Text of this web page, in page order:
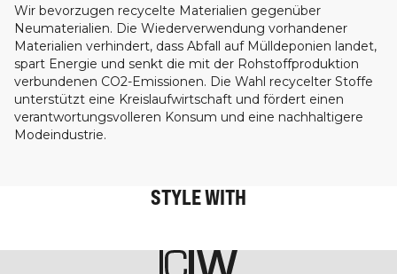
Wir bevorzugen recycelte Materialien gegenüber
Neumaterialien. Die Wiederverwendung vorhandener
Materialien verhindert, dass Abfall auf Mülldeponien landet,
spart Energie und senkt die mit der Rohstoffproduktion
verbundenen CO2-Emissionen. Die Wahl recycelter Stoffe
unterstützt eine Kreislaufwirtschaft und fördert einen
verantwortungsvolleren Konsum und eine nachhaltigere
Modeindustrie.
STYLE WITH